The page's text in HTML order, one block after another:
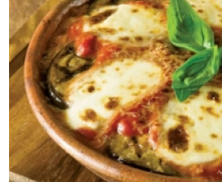
NATURALNA